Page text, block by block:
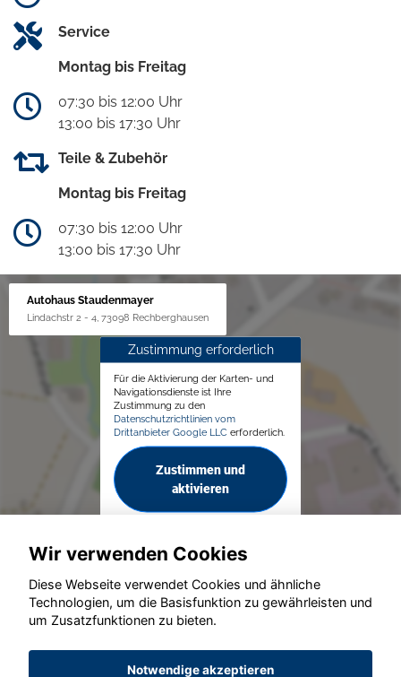
Service
Montag bis Freitag
07:30 bis 12:00 Uhr
13:00 bis 17:30 Uhr
Teile & Zubehör
Montag bis Freitag
07:30 bis 12:00 Uhr
13:00 bis 17:30 Uhr
Autohaus Staudenmayer
Lindachstr 2 - 4, 73098 Rechberghausen
Zustimmung erforderlich
Für die Aktivierung der Karten- und
Navigationsdienste ist Ihre
Zustimmung zu den
Datenschutzrichtlinien vom
Drittanbieter Google LLC erforderlich.
Zustimmen und
aktivieren
© konjunkturmotor.de GmbH 2020 - 2026
Wir verwenden Cookies
Diese Webseite verwendet Cookies und ähnliche
Technologien, um die Basisfunktion zu gewährleisten und
um Zusatzfunktionen zu bieten.
Notwendige akzeptieren